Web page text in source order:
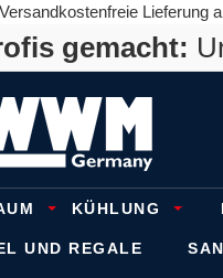
Versandkostenfreie Lieferung
gemacht:
KÜHLUNG
UND REGALE